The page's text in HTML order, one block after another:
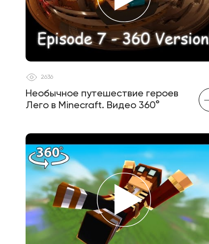
2636
Необычное путешествие героев
Лего в Minecraft. Видео 360°